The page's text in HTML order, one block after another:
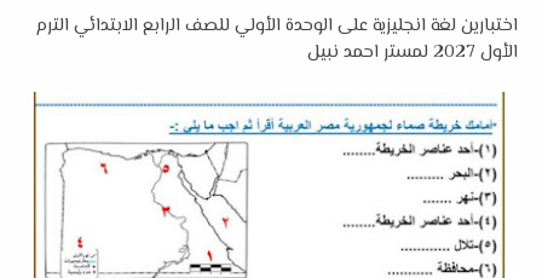
اختبارين لغة انجليزية على الوحدة الأولي للصف الرابع الابتدائي الترم
الأول 2027 لمستر احمد نبيل